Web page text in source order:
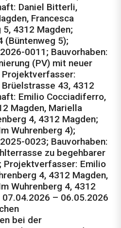
Daniel Bitterli,
Francesca
5, 4312 Magden;
(Büntenweg 5);
0011; Bauvorhaben:
(PV) mit neuer
43, 4312
Emilio Cocciadiferro,
Magden, Mariella
4, 4312 Magden;
Wuhrenberg 4);
0023; Bauvorhaben:
zu begehbarer
Projektverfasser: Emilio
4, 4312 Magden,
Wuhrenberg 4, 4312
07.04.2026 – 06.05.2026
bei der